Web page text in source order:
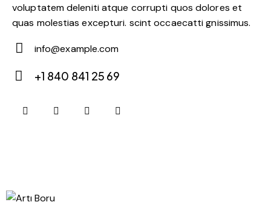
voluptatem deleniti atque corrupti quos dolores et
quas molestias excepturi. scint occaecatti gnissimus.
m
info@example.com
on
+1 840 841 25 69